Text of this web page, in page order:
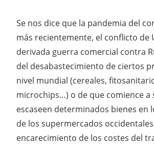
Se nos dice que la pandemia del
más recientemente, el conflicto de
derivada guerra comercial contra
del desabastecimiento de ciertos
nivel mundial (cereales,
microchips…) o de que comience
escaseen determinados bienes en
de los supermercados
encarecimiento de los costes del